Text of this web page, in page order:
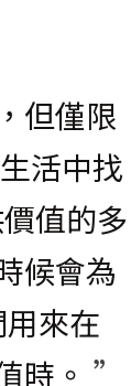
但僅限
活中找
值的多
候會為
來在
時。 ”